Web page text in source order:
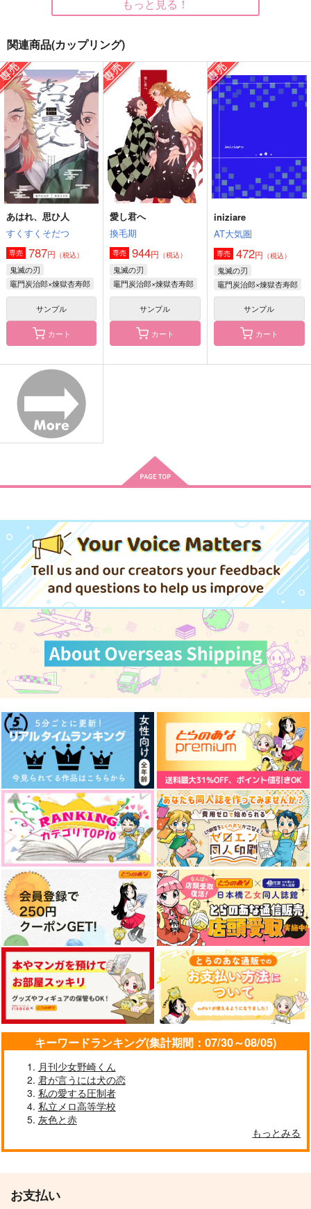
七月の空は
紅月夜
330円（税込）
宇髄天元×煉獄杏寿郎
サンプル
作品詳細
きみと真冬のきらきら
紅月夜
944円（税込）
宇髄天元×煉獄杏寿郎
サンプル
作品詳細
U!!
紅月夜
サンプル
作品詳細
クリスマスベルを鳴ら
して番外編
紅月夜
1,100 円（税込）
宇髄天元×煉獄杏寿郎
作品詳細
サンプル
作品詳細
さくらぽて＋さまーぽ
て
戀路宴
472円 （税込）
小竜景光
サンプル
作品詳細
召しませ兄上様 参
MoonBABYLON
煉獄杏寿郎×煉獄千寿郎
サンプル
作品詳細
戦煌華日【参】
宇髄天元×煉獄杏寿郎
サンプル
作品詳細
星に光、炎は影
Owen
4,322円（税込）
巌窟王 エドモン・ダンテ
ス
サンプル
作品詳細
大炎闘戦国学園ブラザ
ーズ
機械サークル
1,210円（税込）
煉獄杏寿郎
サンプル
炎の兄弟こそこそ噺
鳥居堂
707円（税込）
煉獄杏寿郎×煉獄千寿郎
サンプル
もっと見る！
関連商品(カップリング)
あはれ、思ひ人
すくすくそだつ
専売 787円 （税込）
鬼滅の刃
竈門炭治郎×煉獄杏寿郎
サンプル
カート
愛し君へ
換毛期
専売 944円 （税込）
鬼滅の刃
竈門炭治郎×煉獄杏寿郎
サンプル
カート
iniziare
AT大気圏
専売 472円 （税込）
鬼滅の刃
竈門炭治郎×煉獄杏寿郎
サンプル
カート
キーワードランキング(集計期間：07/30～08/05)
月刊少女野崎くん
君が言うには犬の恋
私の愛する圧制者
私立メロ高等学校
灰色と赤
もっとみる
お支払い